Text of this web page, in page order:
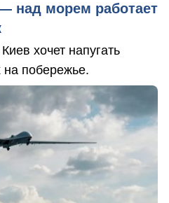
над морем работает
хочет напугать
побережье.